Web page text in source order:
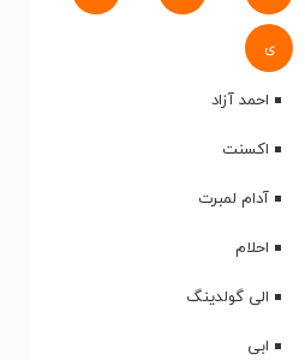
ی
احمد آزاد
اکسنت
آدام لمبرت
احلام
الی گولدینگ
ابی